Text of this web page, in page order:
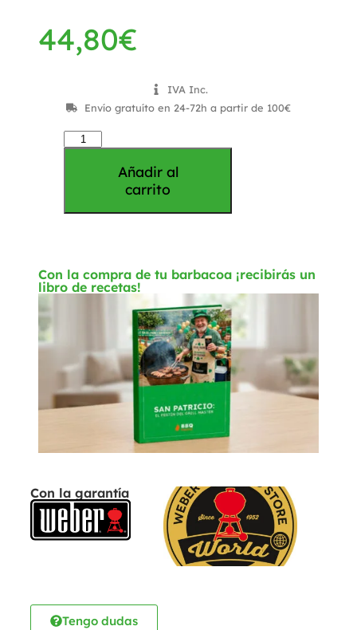
44,80€
IVA Inc.
Envío gratuíto en 24-72h a partir de 100€
Añadir al
carrito
Con la compra de tu barbacoa ¡recibirás un
libro de recetas!
Con la garantía
Tengo dudas